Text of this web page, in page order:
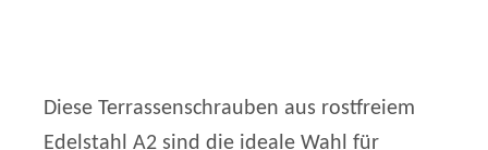
Diese Terrassenschrauben aus rostfreiem
Edelstahl A2 sind die ideale Wahl für